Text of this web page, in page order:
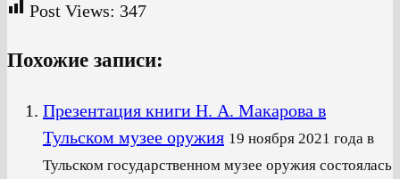
Post Views: 347
Похожие записи:
Презентация книги Н. А. Макарова в
Тульском музее оружия 19 ноября 2021 года в
Тульском государственном музее оружия состоялась